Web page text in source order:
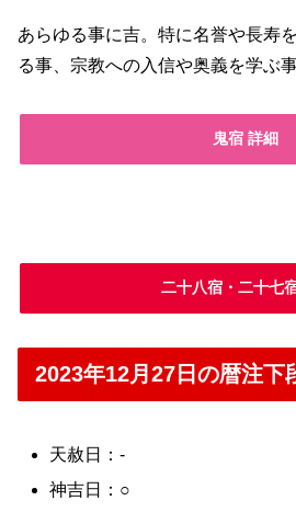
あらゆる事に吉。特に名誉や長寿
る事、宗教への入信や奥義を学ぶ事
鬼宿 詳細
二十八宿・二十七
2023年12月27日の暦注下
天赦日：-
神吉日：○